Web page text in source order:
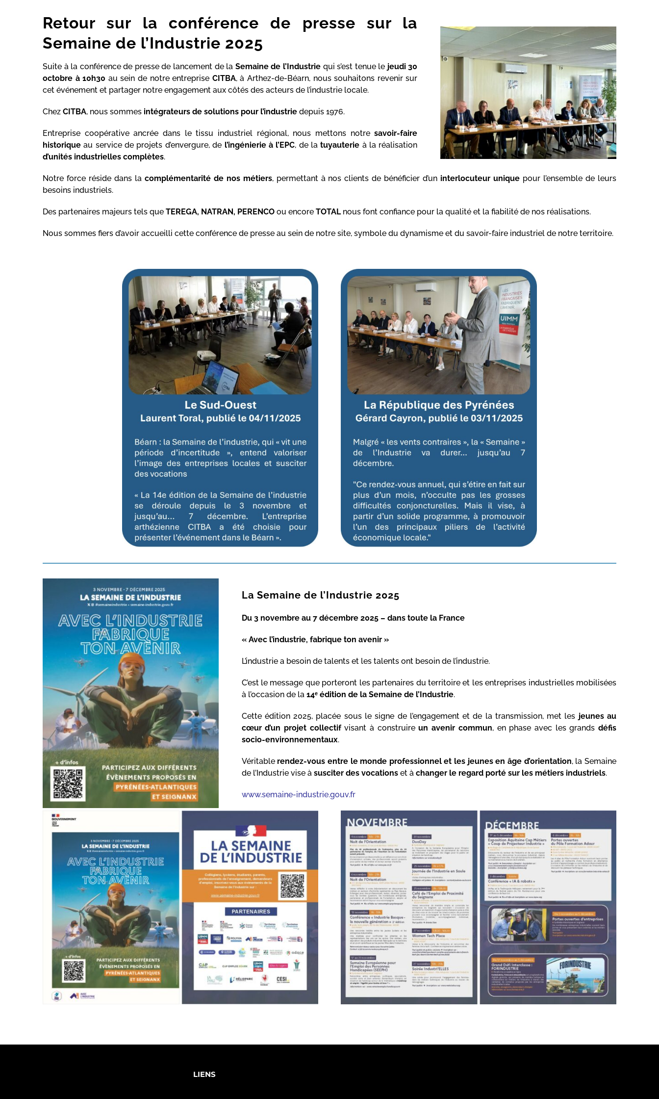
Retour sur la conférence de presse sur la
Semaine de l’Industrie 2025
Suite à la conférence de presse de lancement de la Semaine de l’Industriequi s’est tenue le jeudi 30
octobre à 10h30 au sein de notre entreprise CITBA, à Arthez-de-Béarn, nous souhaitons revenir sur
cet événement et partager notre engagement aux côtés des acteurs de l’industrie locale.
Chez CITBA, nous sommes intégrateurs de solutions pour l’industriedepuis 1976.
Entreprise coopérative ancrée dans le tissu industriel régional, nous mettons notresavoir-faire
historiqueau service de projets d’envergure, de l’ingénierie à l’EPC, de latuyauterie à la réalisation
d’unités industrielles complètes.
Notre force réside dans la complémentarité de nos métiers, permettant à nos clients de bénéficier d’un interlocuteur unique pour l’ensemble de leurs
besoins industriels.
Des partenaires majeurs tels que TEREGA, NATRAN, PERENCOou encore TOTALnous font confiance pour la qualité et la fiabilité de nos réalisations.
Nous sommes fiers d’avoir accueilli cette conférence de presse au sein de notre site, symbole du dynamisme et du savoir-faire industriel de notre territoire.
La Semaine de l’Industrie 2025
Du 3 novembre au 7 décembre 2025 – dans toute la France
« Avec l’industrie, fabrique ton avenir »
L’industrie a besoin de talents et les talents ont besoin de l’industrie.
C’est le message que porteront les partenaires du territoire et les entreprises industrielles mobilisées
à l’occasion de la 14ᵉ édition de la Semaine de l’Industrie.
Cette édition 2025, placée sous le signe de l’engagement et de la transmission, met les jeunes au
cœur d’un projet collectifvisant à construireun avenir commun, en phase avec les grandsdéfis
socio-environnementaux.
Véritable rendez-vous entre le monde professionnel et les jeunes en âge d’orientation, la Semaine
de l’Industrie vise à susciter des vocationset à changer le regard porté sur les métiers industriels.
www.semaine-industrie.gouv.fr
LIENS